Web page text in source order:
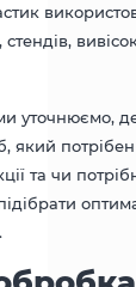
уточнюємо,
який
та чи